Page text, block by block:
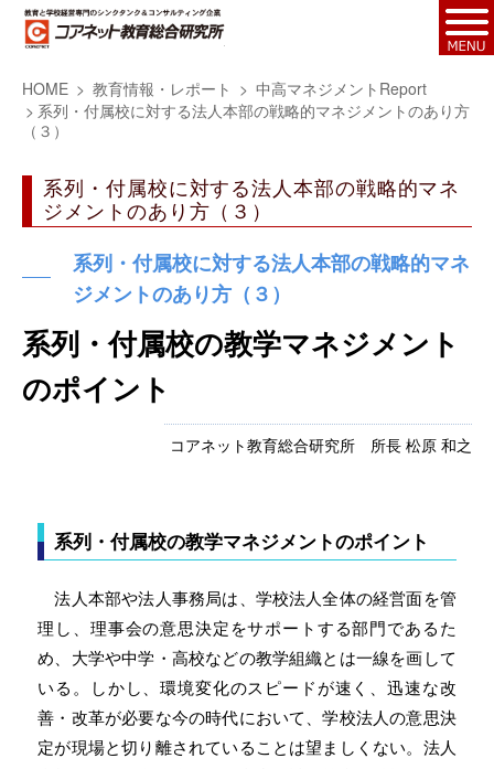
HOME 教育情報・レポート
中高マネジメントReport
系列・付属校に対する法人本部の戦略的マネジメントのあり方
（３）
系列・付属校に対する法人本部の戦略的マネ
ジメントのあり方（３）
系列・付属校に対する法人本部の戦略的マネ
ジメントのあり方（３）
系列・付属校の教学マネジメント
のポイント
コアネット教育総合研究所 所長 松原 和之
系列・付属校の教学マネジメントのポイント
法人本部や法人事務局は、学校法人全体の経営面を管
理し、理事会の意思決定をサポートする部門であるた
め、大学や中学・高校などの教学組織とは一線を画して
いる。しかし、環境変化のスピードが速く、迅速な改
善・改革が必要な今の時代において、学校法人の意思決
定が現場と切り離されていることは望ましくない。法人